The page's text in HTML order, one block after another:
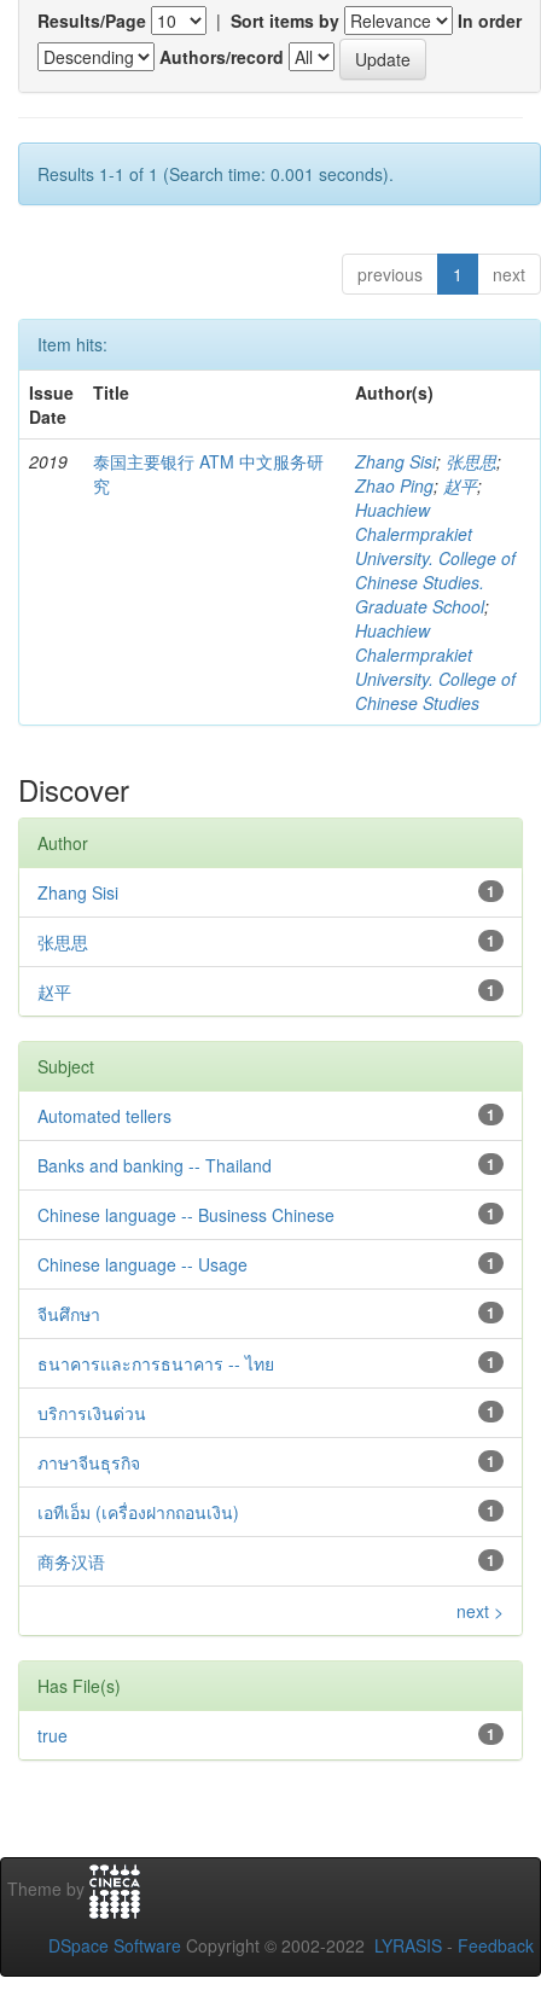
Results/Page | Sort items by
In order
Authors/record
Results 1-1 of 1 (Search time: 0.001 seconds).
previous 1 next
Item hits:
Issue
Date
Title Author(s)
2019
泰国主要银行 ATM 中文服务研
究
Zhang Sisi; 张思思;
Zhao Ping; 赵平;
Huachiew
Chalermprakiet
University. College of
Chinese Studies.
Graduate School;
Huachiew
Chalermprakiet
University. College of
Chinese Studies
Discover
Author
1
Zhang Sisi
1
张思思
1
赵平
Subject
1
Automated tellers
1
Banks and banking -- Thailand
1
Chinese language -- Business Chinese
1
Chinese language -- Usage
1
จีนศึกษา
1
ธนาคารและการธนาคาร -- ไทย
1
บริการเงินด่วน
1
ภาษาจีนธุรกิจ
1
เอทีเอ็ม (เครื่องฝากถอนเงิน)
1
商务汉语
next >
Has File(s)
1
true
Theme by
DSpace Software Copyright © 2002-2022 LYRASIS - Feedback